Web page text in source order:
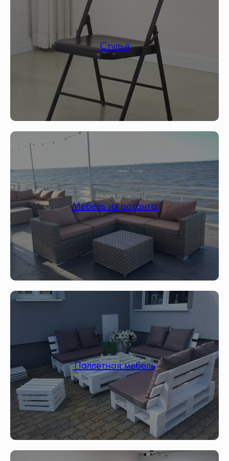
Стулья
Мебель из ротанга
Паллетная мебель